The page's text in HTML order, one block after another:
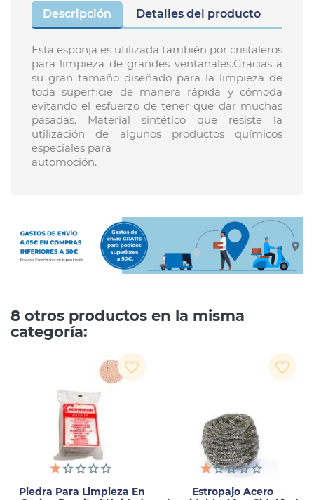
Descripción Detalles del producto
Esta esponja es utilizada también por cristaleros
para limpieza de grandes ventanales.Gracias a
su gran tamaño diseñado para la limpieza de
toda superficie de manera rápida y cómoda
evitando el esfuerzo de tener que dar muchas
pasadas. Material sintético que resiste la
utilización de algunos productos químicos
especiales para
automoción.
8 otros productos en la misma
categoría:
Piedra Para Limpieza En
favorite_border
Estropajo Acero
favorite_border